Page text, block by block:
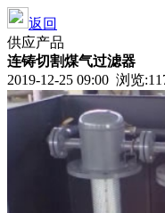
返回
供应产品
连铸切割煤气过滤器
2019-12-25 09:00 浏览: